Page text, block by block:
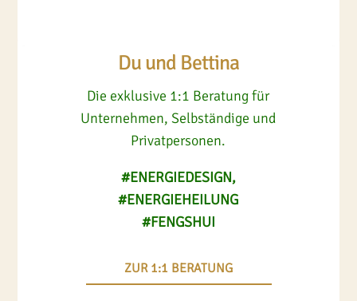
Du und Bettina
Die exklusive 1:1 Beratung für
Unternehmen, Selbständige und
Privatpersonen.
#ENERGIEDESIGN,
#ENERGIEHEILUNG
#FENGSHUI
ZUR 1:1 BERATUNG